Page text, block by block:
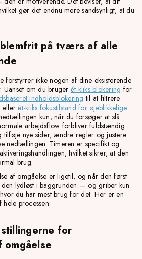
gør det endnu mere sandsynligt, at du
på tværs af alle
forstyrrer ikke nogen af dine eksisterende
Uanset om du bruger ét-kliks blokering for
indholdsblokering til at filtrere
ellerét-kliks fokustilstand for øjeblikkelige
kun, når du forsøger at slå
arbejdsflow forbliver fuldstændig
tilføje nye sider, ændre regler og justere
nedtællingen. Timeren er specifikt og
hvilket sikrer, at den
brug.
af omgåelse er ligetil, og når den først
lydløst i baggrunden — og griber kun
du har mest brug for det. Her er en
processen:
for
omgåelse